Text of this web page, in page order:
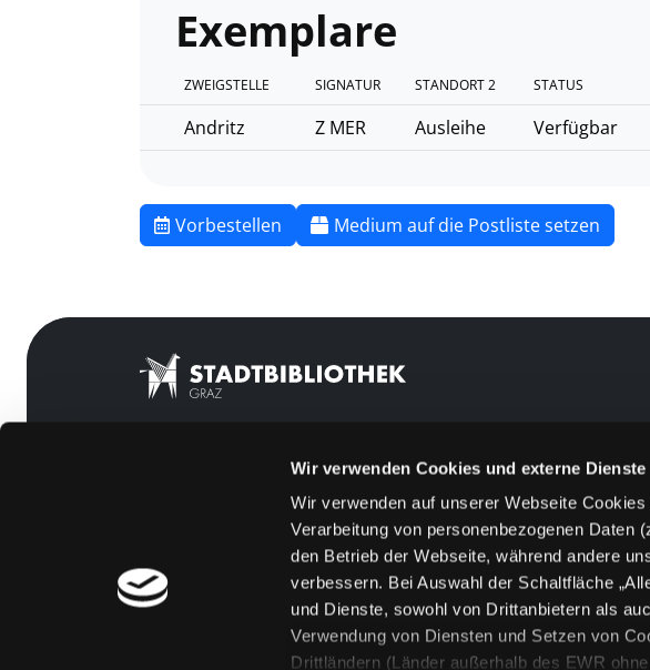
Wir verwenden Cookies und externe Dienste
Wir verwenden auf unserer Webseite
Verarbeitung von personenbezogenen Daten
den Betrieb der Webseite, während andere
verbessern. Bei Auswahl der Schaltfläche
und Dienste, sowohl von Drittanbietern als
Verwendung von Diensten und Setzen von
Drittländern (Länder außerhalb des EWR
Exemplare
ZWEIGSTELLE SIGNATUR STANDORT 2 STATUS
Andritz Z MER Ausleihe Verfügbar
Vorbestellen Medium auf die Postliste setzen
[kju:b]
Feedback
Kontakt
Über uns
Jobs
Medienwunsch